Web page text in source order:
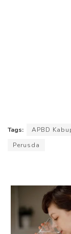
Tags: APBD
Perusda